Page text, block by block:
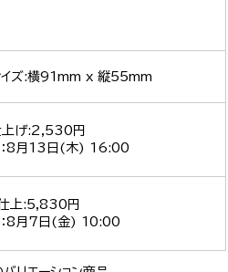
イズ:横91mm x 縦55mm
上げ:2,530円
8月13日(木) 16:00
上:5,830円
8月7日(金) 10:00